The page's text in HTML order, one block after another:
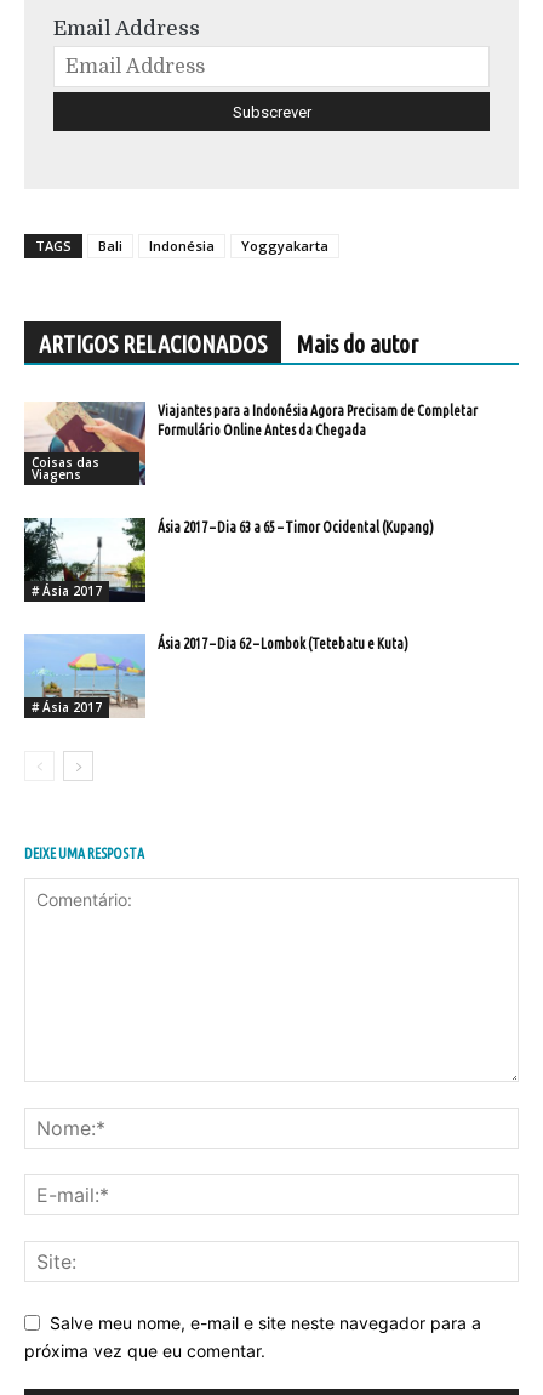
Email Address
TAGS Bali Indonésia Yoggyakarta
ARTIGOS RELACIONADOS Mais do autor
Coisas das
Viagens
Viajantes para a Indonésia Agora Precisam de Completar
Formulário Online Antes da Chegada
# Ásia 2017
Ásia 2017 – Dia 63 a 65 – Timor Ocidental (Kupang)
# Ásia 2017
Ásia 2017 – Dia 62 – Lombok (Tetebatu e Kuta)
DEIXE UMA RESPOSTA
Salve meu nome, e-mail e site neste navegador para a
próxima vez que eu comentar.